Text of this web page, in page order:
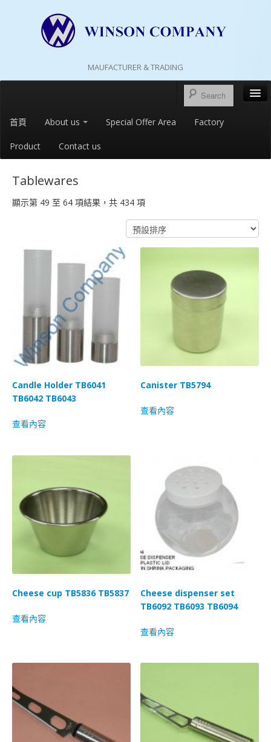
MAUFACTURER & TRADING
首頁 About us Special Offer Area Factory
Product Contact us
Tablewares
顯示第 49 至 64 項結果，共 434 項
Candle Holder TB6041
TB6042 TB6043
查看內容
Canister TB5794
查看內容
Cheese cup TB5836 TB5837
查看內容
Cheese dispenser set
TB6092 TB6093 TB6094
查看內容